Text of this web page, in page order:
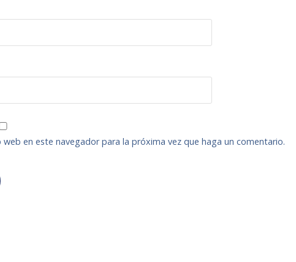
en este navegador para la próxima vez que haga un comentario.